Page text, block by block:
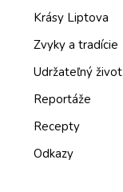
Krásy Liptova
Zvyky a tradície
Udržateľný život
Reportáže
Recepty
Odkazy